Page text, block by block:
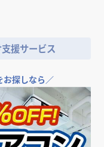
援サービス
お探しなら／